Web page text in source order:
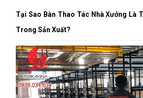
Tại Sao Bàn Thao Tác Nhà Xưởng Là
Trong Sản Xuất?